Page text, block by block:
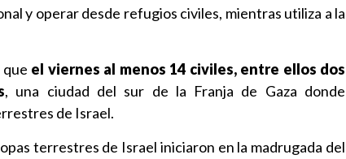
y operar desde refugios civiles, mientras utiliza a la
el viernes al menos 14 civiles, entre ellos dos
, una ciudad del sur de la Franja de Gaza donde
de Israel.
terrestres de Israel iniciaron en la madrugada del